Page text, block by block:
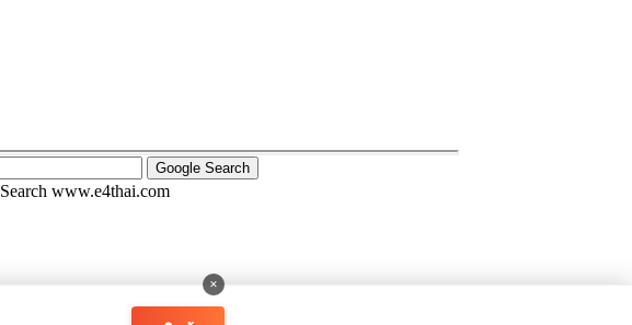
Search www.e4thai.com
×